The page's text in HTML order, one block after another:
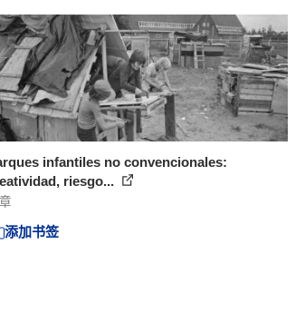
infantiles no convencionales:
riesgo...
添加书签